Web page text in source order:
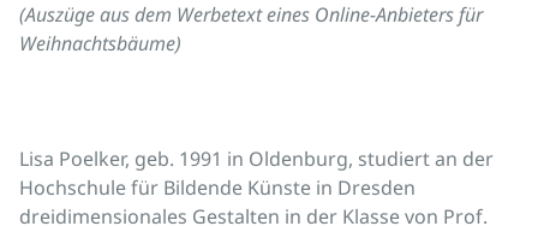
(Auszüge aus dem Werbetext eines Online-Anbieters für
Weihnachtsbäume)
Lisa Poelker, geb. 1991 in Oldenburg, studiert an der
Hochschule für Bildende Künste in Dresden
dreidimensionales Gestalten in der Klasse von Prof.